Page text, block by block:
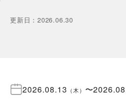
更新日 ：2026.06.30
2026.08.13 （ 木 ） 〜